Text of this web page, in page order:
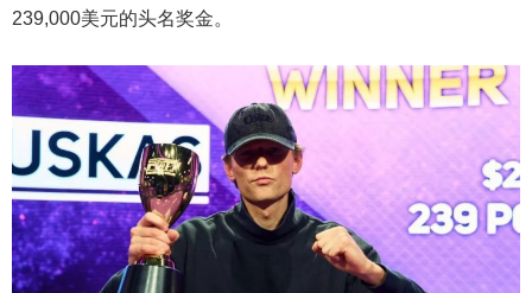
239,000美元的头名奖金。